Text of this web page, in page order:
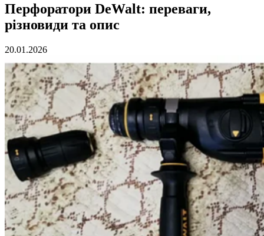
Перфоратори DeWalt: переваги,
різновиди та опис
20.01.2026